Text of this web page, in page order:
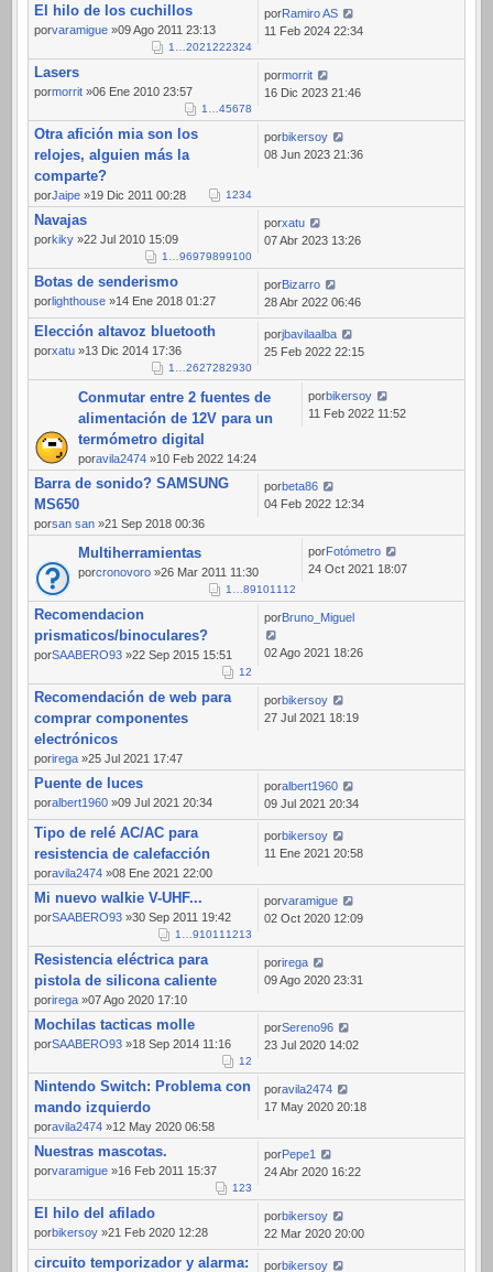
El hilo de los cuchillos
porvaramigue »09 Ago 2011 23:13
1 2021222324
porRamiro AS
11 Feb 2024 22:34
Lasers
pormorrit »06 Ene 2010 23:57
1 45678
pormorrit
16 Dic 2023 21:46
Otra afición mia son los
relojes, alguien más la
comparte?
porJaipe »19 Dic 2011 00:28 1234
porbikersoy
08 Jun 2023 21:36
Navajas
porkiky »22 Jul 2010 15:09
1 96979899100
porxatu
07 Abr 2023 13:26
Botas de senderismo
porlighthouse »14 Ene 2018 01:27
porBizarro
28 Abr 2022 06:46
Elección altavoz bluetooth
porxatu »13 Dic 2014 17:36
1 2627282930
porjbavilaalba
25 Feb 2022 22:15
Conmutar entre 2 fuentes de
alimentación de 12V para un
termómetro digital
poravila2474 »10 Feb 2022 14:24
porbikersoy
11 Feb 2022 11:52
Barra de sonido? SAMSUNG
MS650
porsan san »21 Sep 2018 00:36
porbeta86
04 Feb 2022 12:34
Multiherramientas
porcronovoro »26 Mar 2011 11:30
1 891011 12
porFotómetro
24 Oct 2021 18:07
Recomendacion
prismaticos/binoculares?
porSAABERO93 »22 Sep 2015 15:51
12
porBruno_Miguel
02 Ago 2021 18:26
Recomendación de web para
comprar componentes
electrónicos
porirega »25 Jul 2021 17:47
porbikersoy
27 Jul 2021 18:19
Puente de luces
poralbert1960 »09 Jul 2021 20:34
poralbert1960
09 Jul 2021 20:34
Tipo de relé AC/AC para
resistencia de calefacción
poravila2474 »08 Ene 2021 22:00
porbikersoy
11 Ene 2021 20:58
Mi nuevo walkie V-UHF...
porSAABERO93 »30 Sep 2011 19:42
1 91011 1213
porvaramigue
02 Oct 2020 12:09
Resistencia eléctrica para
pistola de silicona caliente
porirega »07 Ago 2020 17:10
porirega
09 Ago 2020 23:31
Mochilas tacticas molle
porSAABERO93 »18 Sep 2014 11:16
12
porSereno96
23 Jul 2020 14:02
Nintendo Switch: Problema con
mando izquierdo
poravila2474 »12 May 2020 06:58
poravila2474
17 May 2020 20:18
Nuestras mascotas.
porvaramigue »16 Feb 2011 15:37
123
porPepe1
24 Abr 2020 16:22
El hilo del afilado
porbikersoy »21 Feb 2020 12:28
porbikersoy
22 Mar 2020 20:00
circuito temporizador y alarma: porbikersoy